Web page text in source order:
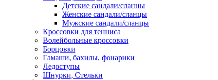
Детские сандали/сланцы
Женские сандали/сланцы
Мужские сандали/сланцы
Кроссовки для тенниса
Волейбольные кроссовки
Борцовки
Гамаши, бахилы, фонарики
Ледоступы
Шнурки, Стельки